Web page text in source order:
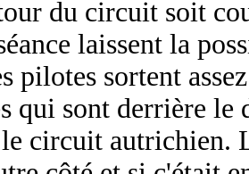
du circuit soit
laissent la
pilotes sortent
qui sont derrière
circuit autrichien.